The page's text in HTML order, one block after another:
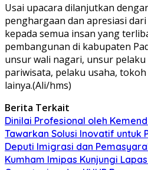
Usai upacara dilanjutkan
penghargaan dan apresiasi
kepada semua insan yang
pembangunan di kabupaten
unsur wali nagari, unsur
pariwisata, pelaku usaha,
lainya.(Ali/hms)
Berita Terkait
Dinilai Profesional oleh
Tawarkan Solusi Inovatif untuk
Deputi Imigrasi dan
Kumham Imipas Kunjungi